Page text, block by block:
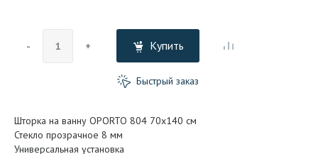
- + Купить
Быстрый заказ
Шторка на ванну OPORTO 804 70x140 см
Стекло прозрачное 8 мм
Универсальная установка